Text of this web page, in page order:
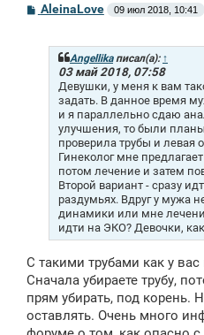
С
AleinaLove 09 июл 2018, 10:41
Angellikaписал(а): ↑
03 май 2018, 07:58
Девушки, у меня к вам
задать. В данное время
и я параллельно сдаю
улучшения, то были
проверила трубы и левая
Гинеколог мне
потом лечение и затем
Второй вариант - сразу
раздумьях. Вдруг у мужа
динамики или мне
идти на ЭКО? Девочки,
С такими трубами как у вас
Сначала убираете трубу,
прям убирать, под корень.
оставлять. Очень много